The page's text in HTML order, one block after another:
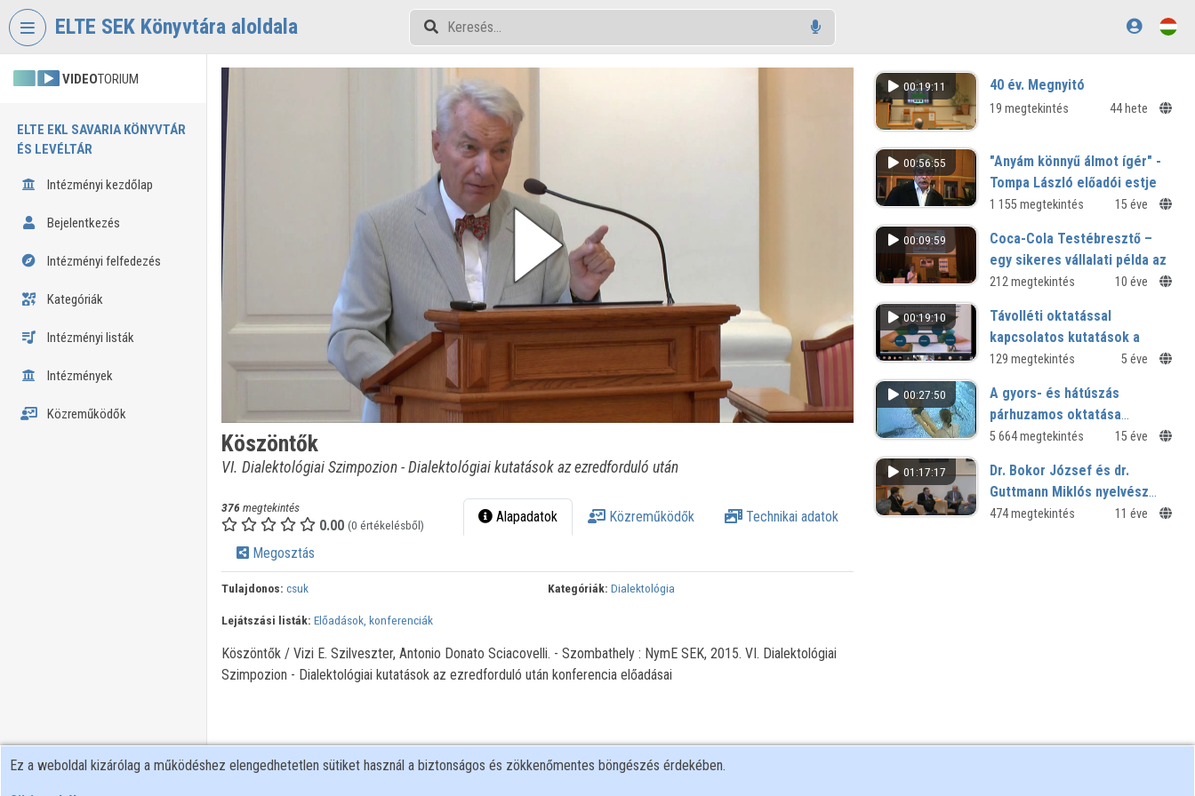
Fejléc kihagyása
ELTE SEK Könyvtára aloldala
VIDEOTORIUM
ELTE EKL SAVARIA KÖNYVTÁR
ÉS LEVÉLTÁR
Intézményi kezdőlap
Bejelentkezés
Intézményi felfedezés
Kategóriák
Intézményi listák
Intézmények
Közreműködők
Köszöntők
VI. Dialektológiai Szimpozion - Dialektológiai kutatások az ezredforduló után
376 megtekintés
0.00 (0 értékelésből) Alapadatok Közreműködők Technikai adatok
Megosztás
Tulajdonos: csuk Kategóriák: Dialektológia
Lejátszási listák: Előadások, konferenciák
Köszöntők / Vizi E. Szilveszter, Antonio Donato Sciacovelli. - Szombathely : NymE SEK, 2015. VI. Dialektológiai
Szimpozion - Dialektológiai kutatások az ezredforduló után konferencia előadásai
00:19:11 40 év. Megnyitó
19 megtekintés 44 hete
00:56:55
"Anyám könnyű álmot ígér" -
Tompa László előadói estje
Berzsenyi Pódium sorozat
1 155 megtekintés 15 éve
00:09:59
Coca-Cola Testébresztő –
egy sikeres vállalati példa az
aktív életmód ösztönzésére
Kongresszus - Szombathely
212 megtekintés 10 éve
00:19:10
Távolléti oktatással
kapcsolatos kutatások a
távolléti oktatás idején
idején - tudományos ülés
129 megtekintés 5 éve
00:27:50
A gyors- és hátúszás
párhuzamos oktatása
mélyvízben
5 664 megtekintés 15 éve
01:17:17
Dr. Bokor József és dr.
Guttmann Miklós nyelvész
tanárok köszöntője
474 megtekintés 11 éve
Ez a weboldal kizárólag a működéshez elengedhetetlen sütiket használ a biztonságos és zökkenőmentes böngészés érdekében.